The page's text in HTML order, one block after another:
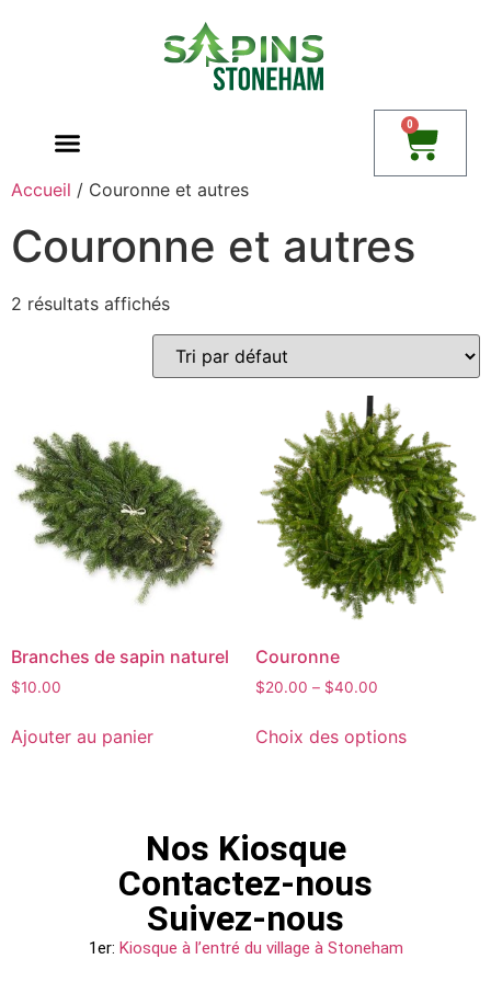
0
Accueil / Couronne et autres
Couronne et autres
2 résultats affichés
Branches de sapin naturel
$10.00
Ajouter au panier
Couronne
$20.00 – $40.00
Choix des options
Nos Kiosque
Contactez-nous
Suivez-nous
1er: Kiosque à l’entré du village à Stoneham